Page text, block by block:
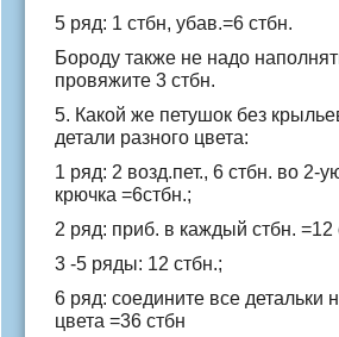
5 ряд: 1 стбн, убав.=6 стбн.
Бороду также не надо
провяжите 3 стбн.
5. Какой же петушок без
детали разного цвета:
1 ряд: 2 возд.пет., 6 стбн. во 2-
крючка =6стбн.;
2 ряд: приб. в каждый стбн. =12
3 -5 ряды: 12 стбн.;
6 ряд: соедините все детальки
цвета =36 стбн